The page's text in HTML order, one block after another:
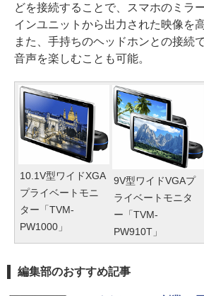
どを接続することで、スマホのミラ
インユニットから出力された映像を
また、手持ちのヘッドホンとの接続
音声を楽しむことも可能。
10.1V型ワイドXGA
プライベートモニ
ター「TVM-
PW1000」
9V型ワイドVGAプ
ライベートモニタ
ー「TVM-
PW910T」
編集部のおすすめ記事